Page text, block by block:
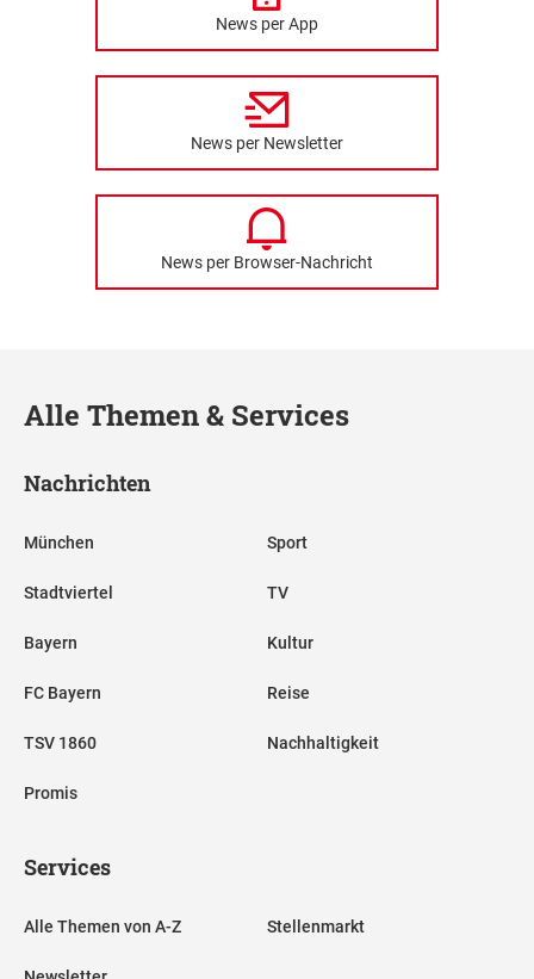
News per App
News per Newsletter
News per Browser-Nachricht
Alle Themen & Services
Nachrichten
München
Stadtviertel
Bayern
FC Bayern
TSV 1860
Promis
Sport
TV
Kultur
Reise
Nachhaltigkeit
Services
Alle Themen von A-Z Stellenmarkt